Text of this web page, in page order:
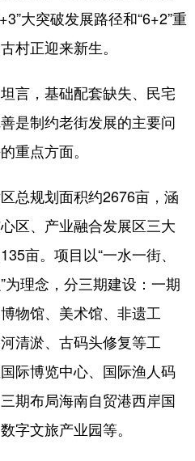
大突破发展路径和“6+2”重
村正迎来新生。
，基础配套缺失、民宅
是制约老街发展的主要问
重点方面。
规划面积约2676亩，涵
区、产业融合发展区三大
亩。项目以“一水一街、
理念，分三期建设：一期
物馆、美术馆、非遗工
清淤、古码头修复等工
际博览中心、国际渔人码
期布局海南自贸港西岸国
字文旅产业园等。